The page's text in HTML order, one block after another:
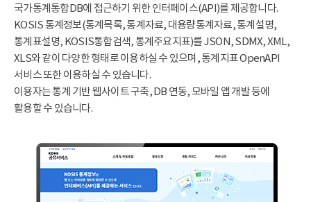
국가통계통합DB에 접근하기 위한 인터페이스(API)를 제공합니다.
KOSIS 통계정보(통계목록, 통계자료, 대용량통계자료, 통계설명,
통계표설명, KOSIS통합검색, 통계주요지표)를 JSON, SDMX, XML,
XLS와 같이 다양한 형태로 이용하실 수 있으며, 통계지표 OpenAPI
서비스 또한 이용하실 수 있습니다.
이용자는 통계 기반 웹사이트 구축, DB 연동, 모바일 앱 개발 등에
활용할 수 있습니다.